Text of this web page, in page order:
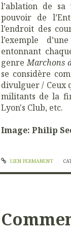
l’ablation de
pouvoir de
l’endroit des
l’exemple
entonnant
genreMarchons
se considère
divulguer / Ceux
militants de la
Lyon's Club, etc.
Image: Philip
LIEN PERMANENT